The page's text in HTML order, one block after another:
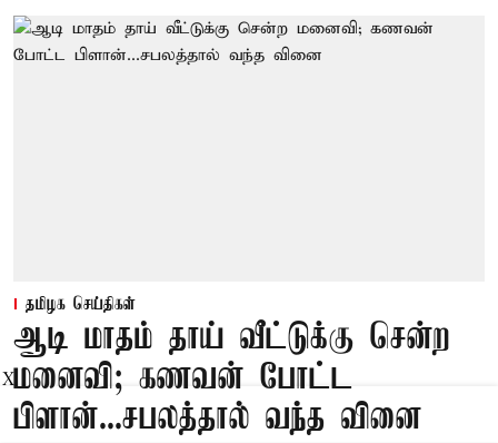
தமிழக செய்திகள்
ஆடி மாதம் தாய் வீட்டுக்கு சென்ற
மனைவி; கணவன் போட்ட
பிளான்...சபலத்தால் வந்த வினை
X